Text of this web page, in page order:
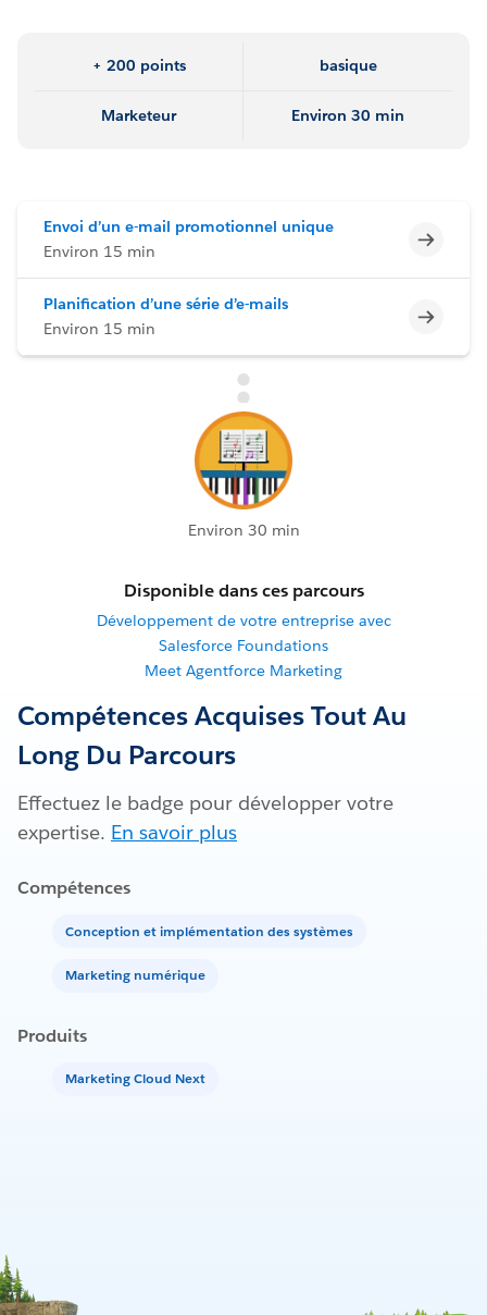
+ 200 points basique
Marketeur Environ 30 min
Envoi d’un e-mail promotionnel unique
Environ 15 min
Planification d’une série d’e-mails
Environ 15 min
Environ 30 min
Disponible dans ces parcours
Développement de votre entreprise avec
Salesforce Foundations
Meet Agentforce Marketing
Compétences Acquises Tout Au
Long Du Parcours
Effectuez le badge pour développer votre
expertise. En savoir plus
Compétences
Conception et implémentation des systèmes
Marketing numérique
Produits
Marketing Cloud Next